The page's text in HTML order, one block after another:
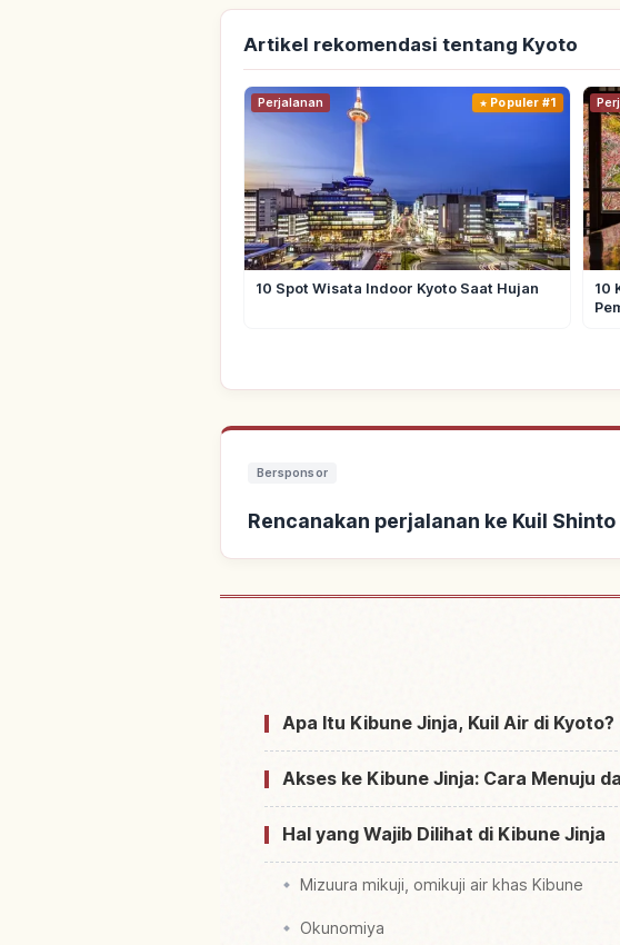
Artikel rekomendasi tentang Kyoto
Perjalanan Populer #1
10 Spot Wisata Indoor Kyoto Saat Hujan
10
Bersponsor
Rencanakan perjalanan ke Kuil
Apa Itu Kibune Jinja, Kuil Air di Kyoto?
Akses ke Kibune Jinja: Cara Menuju
Hal yang Wajib Dilihat di Kibune Jinja
Mizuura mikuji, omikuji air khas Kibune
Okunomiya